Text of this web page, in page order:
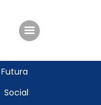
Futura
Social